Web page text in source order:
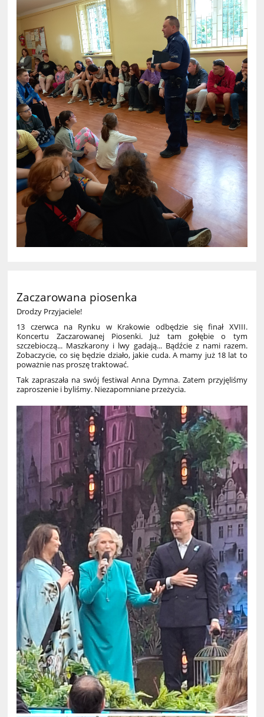
Zaczarowana piosenka
Drodzy Przyjaciele!
13 czerwca na Rynku w Krakowie odbędzie się finał XVIII.
Koncertu Zaczarowanej Piosenki. Już tam gołębie o tym
szczebioczą... Maszkarony i lwy gadają... Bądźcie z nami razem.
Zobaczycie, co się będzie działo, jakie cuda. A mamy już 18 lat to
poważnie nas proszę traktować.
Tak zapraszała na swój festiwal Anna Dymna. Zatem przyjęliśmy
zaproszenie i byliśmy. Niezapomniane przeżycia.